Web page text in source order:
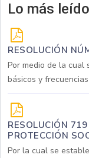
Lo más leído
RESOLUCIÓN
Por medio de la cual
básicos y
RESOLUCIÓN
PROTECCIÓN
Por la cual se